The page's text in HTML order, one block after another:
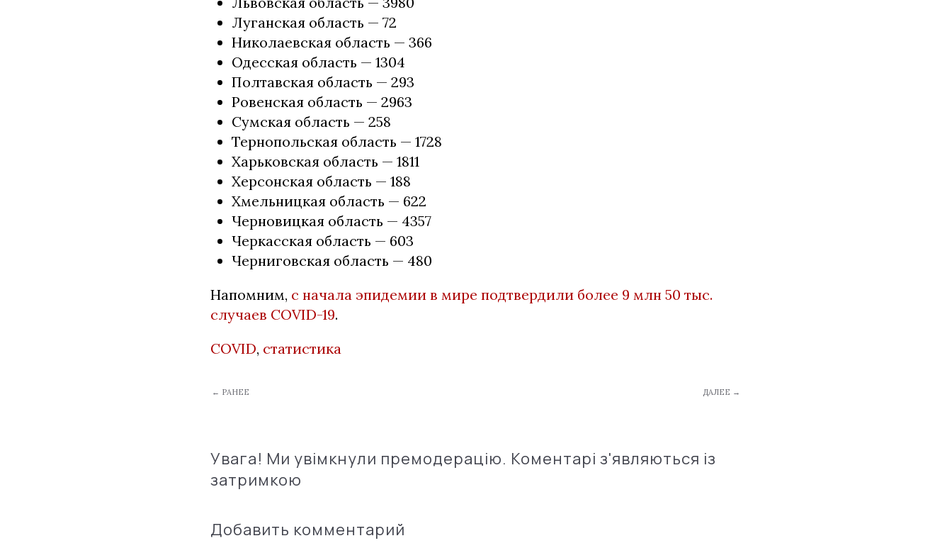
Луганская область — 72
Николаевская область — 366
Одесская область — 1304
Полтавская область — 293
Ровенская область — 2963
Сумская область — 258
Тернопольская область — 1728
Харьковская область — 1811
Херсонская область — 188
Хмельницкая область — 622
Черновицкая область — 4357
Черкасская область — 603
Черниговская область — 480
Напомним, с начала эпидемии в мире подтвердили более 9 млн 50 тыс.
случаев COVID-19.
COVID, статистика
← РАНЕЕ ДАЛЕЕ →
Увага! Ми увімкнули премодерацію. Коментарі з'являються із
затримкою
Добавить комментарий